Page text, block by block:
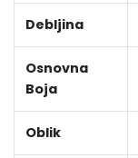
Debljina
Osnovna
Boja
Oblik